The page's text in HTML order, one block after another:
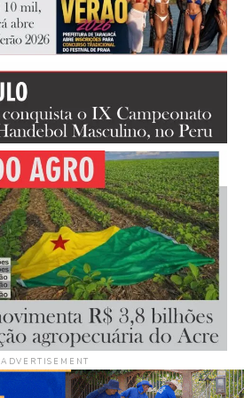
ADVERTISEMENT